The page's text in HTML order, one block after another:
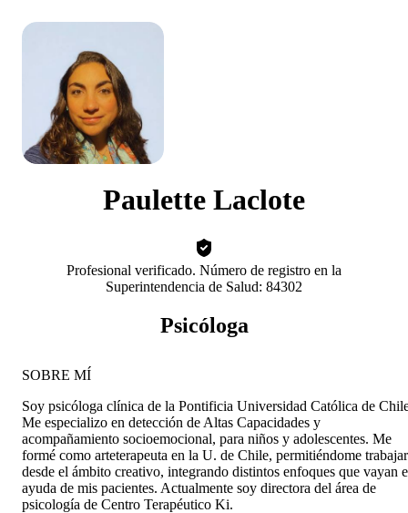
Paulette Laclote
Profesional verificado. Número de registro en la
Superintendencia de Salud: 84302
Psicóloga
SOBRE MÍ
Soy psicóloga clínica de la Pontificia Universidad Católica de
Me especializo en detección de Altas Capacidades y
acompañamiento socioemocional, para niños y adolescentes. Me
formé como arteterapeuta en la U. de Chile, permitiéndome trabajar
desde el ámbito creativo, integrando distintos enfoques que vayan
ayuda de mis pacientes. Actualmente soy directora del área de
psicología de Centro Terapéutico Ki.